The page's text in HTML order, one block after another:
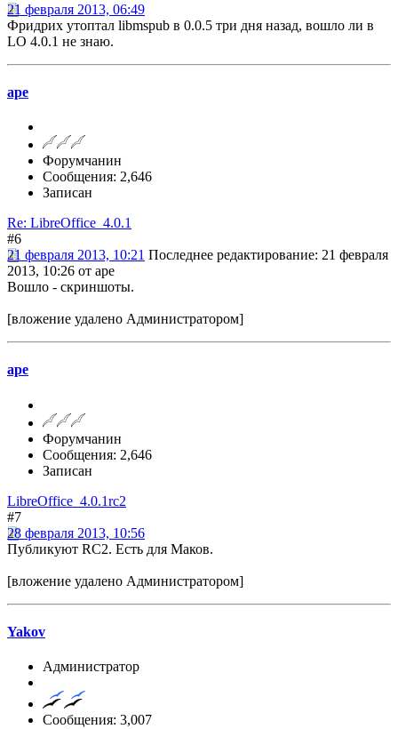
21 февраля 2013, 06:49
Фридрих утоптал libmspub в 0.0.5 три дня назад, вошло ли в
LO 4.0.1 не знаю.
ape
Форумчанин
Сообщения: 2,646
Записан
Re: LibreOffice_4.0.1
#6
21 февраля 2013, 10:21 Последнее редактирование: 21 февраля
2013, 10:26 от ape
Вошло - скриншоты.
[вложение удалено Администратором]
ape
Форумчанин
Сообщения: 2,646
Записан
LibreOffice_4.0.1rc2
#7
28 февраля 2013, 10:56
Публикуют RC2. Есть для Маков.
[вложение удалено Администратором]
Yakov
Администратор
Сообщения: 3,007